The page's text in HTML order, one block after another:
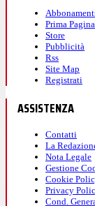
Prima Pagina
Store
Pubblicità
Rss
Site Map
Registrati
ASSISTENZA
Contatti
La
Nota Legale
Gestione
Cookie
Privacy
Cond.